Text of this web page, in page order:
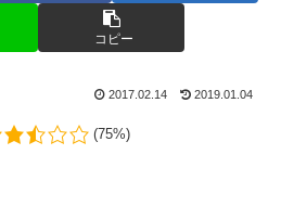
コピー
2017.02.14 2019.01.04
(75%)